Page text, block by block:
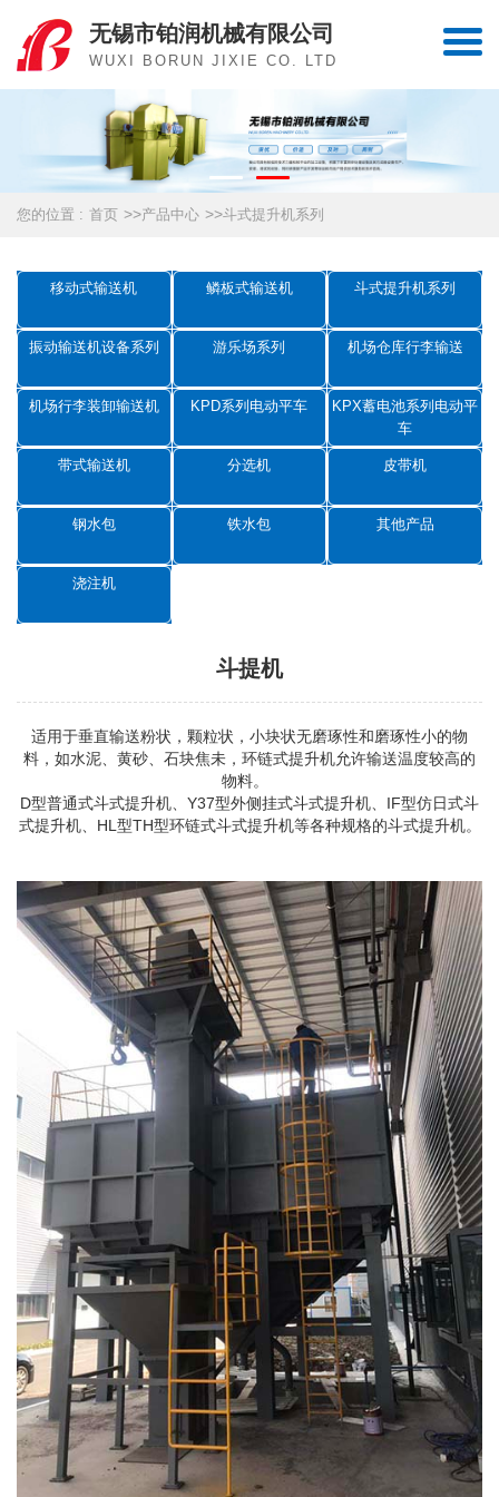
无锡市铂润机械有限公司
WUXI BORUN JIXIE CO. LTD
您的位置 : 首页 >>产品中心 >>斗式提升机系列
移动式输送机 鳞板式输送机 斗式提升机系列
振动输送机设备系列 游乐场系列 机场仓库行李输送
机场行李装卸输送机 KPD系列电动平车
KPX蓄电池系列电动平
车
带式输送机 分选机 皮带机
钢水包 铁水包 其他产品
浇注机
斗提机
适用于垂直输送粉状，颗粒状，小块状无磨琢性和磨琢性小的物
料，如水泥、黄砂、石块焦未，环链式提升机允许输送温度较高的
物料。
D型普通式斗式提升机、Y37型外侧挂式斗式提升机、IF型仿日式斗
式提升机、HL型TH型环链式斗式提升机等各种规格的斗式提升机。